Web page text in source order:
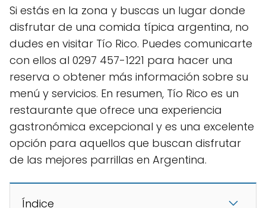
Si estás en la zona y buscas un lugar donde
disfrutar de una comida típica argentina, no
dudes en visitar Tío Rico. Puedes comunicarte
con ellos al 0297 457-1221 para hacer una
reserva o obtener más información sobre su
menú y servicios. En resumen, Tío Rico es un
restaurante que ofrece una experiencia
gastronómica excepcional y es una excelente
opción para aquellos que buscan disfrutar
de las mejores parrillas en Argentina.
Índice